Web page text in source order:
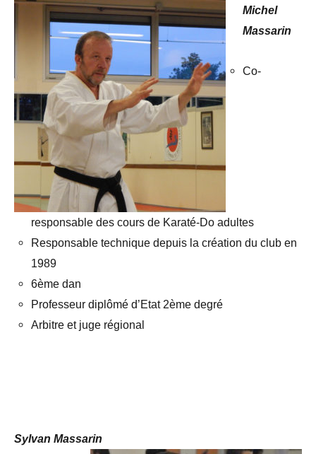
Michel
Massarin
Co-
responsable des cours de Karaté-Do adultes
Responsable technique depuis la création du club en
1989
6ème dan
Professeur diplômé d’Etat 2ème degré
Arbitre et juge régional
Sylvan Massarin